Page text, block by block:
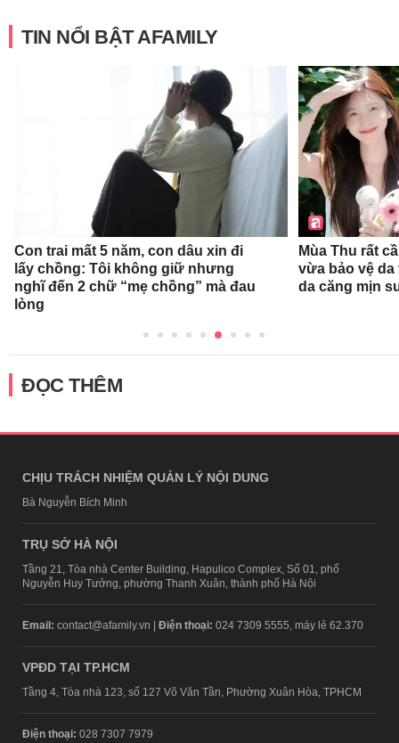
TIN NỔI BẬT AFAMILY
Con trai mất 5 năm, con dâu xin đi
lấy chồng: Tôi không giữ nhưng
nghĩ đến 2 chữ “mẹ chồng” mà đau
lòng
Mùa Thu rất
vừa bảo vệ
da căng mịn
ĐỌC THÊM
CHỊU TRÁCH NHIỆM QUẢN LÝ NỘI DUNG
Bà Nguyễn Bích Minh
TRỤ SỞ HÀ NỘI
Tầng 21, Tòa nhà Center Building, Hapulico Complex, Số 01, phố
Nguyễn Huy Tưởng, phường Thanh Xuân, thành phố Hà Nội
Email: contact@afamily.vn | Điện thoại: 024 7309 5555, máy lẻ 62.370
VPĐD TẠI TP.HCM
Tầng 4, Tòa nhà 123, số 127 Võ Văn Tần, Phường Xuân Hòa, TPHCM
Điện thoại: 028 7307 7979